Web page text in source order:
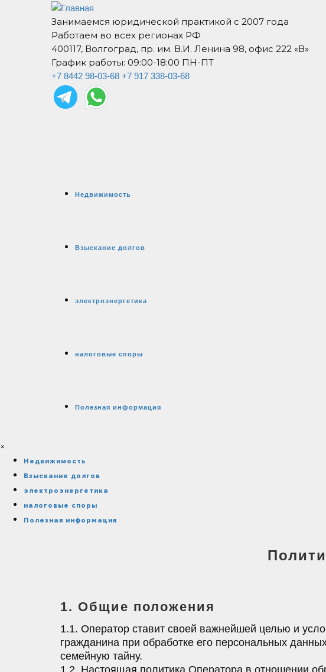
Занимаемся юридической практикой с 2007 года
Работаем во всех регионах РФ
400117, Волгоград, пр. им. В.И. Ленина 98, офис 222 «В»
График работы: 09:00-18:00 ПН-ПТ
+7 8442 98-03-68 +7 917 338-03-68
Недвижимость
Взыскание долгов
электроэнергетика
налоговые споры
Полезная информация
×
Недвижимость
Взыскание долгов
электроэнергетика
налоговые споры
Полезная информация
1. Общие положения
1.1. Оператор ставит своей важнейшей целью и
гражданина при обработке его персональных
семейную тайну.
1.2. Настоящая политика Оператора в отношении